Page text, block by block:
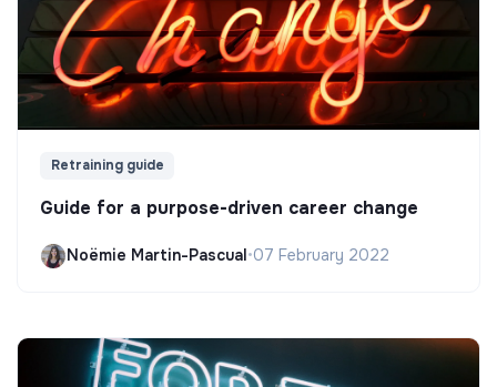
Retraining guide
Guide for a purpose-driven career change
Noëmie Martin-Pascual•07 February 2022